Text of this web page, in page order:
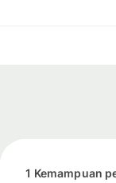
1 Kemampuan